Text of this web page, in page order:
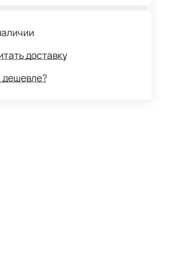
доставку